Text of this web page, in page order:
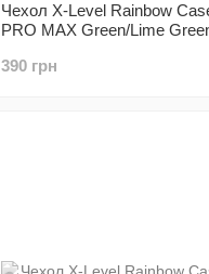
Чехол X-Level Rainbow
PRO MAX Green/Lime
390 грн